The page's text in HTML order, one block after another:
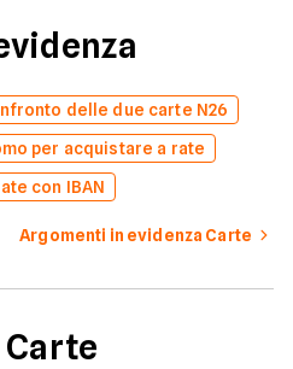
delle due carte N26
per acquistare a rate
con IBAN
Argomenti in evidenza Carte